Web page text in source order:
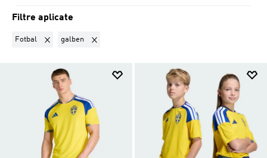
Filtre aplicate
Fotbal Elimină filtrul Sortat momentan după SPORTURI: Fotbal
galben Elimină filtrul Sortat momentan după CULOARE: